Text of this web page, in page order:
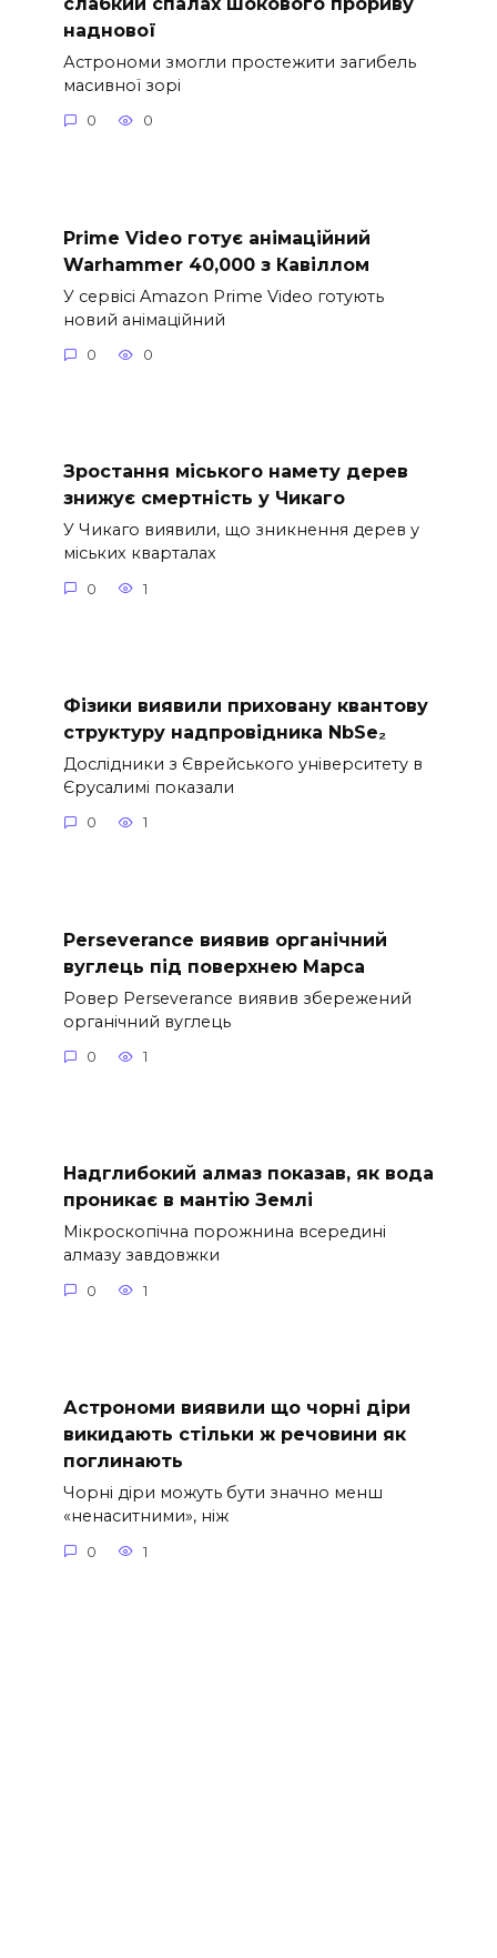
наднової
Астрономи змогли простежити загибель
масивної зорі
0 0
Prime Video готує анімаційний
Warhammer 40,000 з Кавіллом
У сервісі Amazon Prime Video готують
новий анімаційний
0 0
Зростання міського намету дерев
знижує смертність у Чикаго
У Чикаго виявили, що зникнення дерев у
міських кварталах
0 1
Фізики виявили приховану квантову
структуру надпровідника NbSe₂
Дослідники з Єврейського університету в
Єрусалимі показали
0 1
Perseverance виявив органічний
вуглець під поверхнею Марса
Ровер Perseverance виявив збережений
органічний вуглець
0 1
Надглибокий алмаз показав, як вода
проникає в мантію Землі
Мікроскопічна порожнина всередині
алмазу завдовжки
0 1
Астрономи виявили що чорні діри
викидають стільки ж речовини як
поглинають
Чорні діри можуть бути значно менш
«ненаситними», ніж
0 1